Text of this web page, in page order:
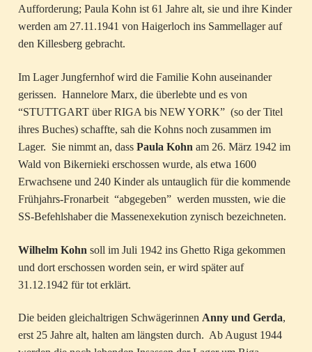
Aufforderung; Paula Kohn ist 61 Jahre alt, sie und ihre Kinder
werden am 27.11.1941 von Haigerloch ins Sammellager auf
den Killesberg gebracht.
Im Lager Jungfernhof wird die Familie Kohn auseinander
gerissen. Hannelore Marx, die überlebte und es von
“STUTTGART über RIGA bis NEW YORK” (so der Titel
ihres Buches) schaffte, sah die Kohns noch zusammen im
Lager. Sie nimmt an, dass Paula Kohn am 26. März 1942 im
Wald von Bikernieki erschossen wurde, als etwa 1600
Erwachsene und 240 Kinder als untauglich für die kommende
Frühjahrs-Fronarbeit “abgegeben” werden mussten, wie die
SS-Befehlshaber die Massenexekution zynisch bezeichneten.
Wilhelm Kohn soll im Juli 1942 ins Ghetto Riga gekommen
und dort erschossen worden sein, er wird später auf
31.12.1942 für tot erklärt.
Die beiden gleichaltrigen Schwägerinnen Anny und Gerda,
erst 25 Jahre alt, halten am längsten durch. Ab August 1944